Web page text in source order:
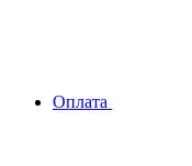
Оплата